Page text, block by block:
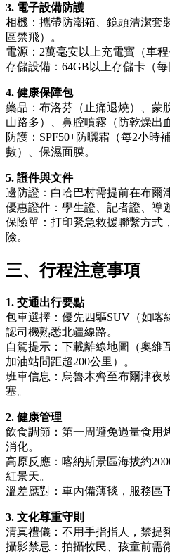
3. 電子設備防護
相機：攜帶防潮箱、鏡頭清潔套
區禁飛）。
電源：2萬毫安以上充電寶（車
存儲設備：64GB以上存儲卡（每
4. 健康保障包
藥品：布洛芬（止痛退燒）、蒙
山路多）、鼻腔噴霧（防乾燥出
防護：SPF50+防曬霜（每2小時
數）、保濕面膜。
5. 證件與文件
邊防證：白哈巴村需提前在布爾
優惠證件：學生證、記者證、導
保險單：打印緊急救援聯繫方式
險。
三、行程注意事項
1. 交通出行要點
包車選擇：優先四驅SUV（如喀
認司機熟悉北疆線路。
自駕提示：下載離線地圖（奧維
加油站間距超200公里）。
班車信息：烏魯木齊至布爾津夜
塞。
2. 健康管理
飲食調節：第一周避免過量食用
消化。
高原反應：喀納斯景區海拔約
紅景天。
溫差應對：車內備薄毯，服務區
3. 文化尊重守則
清真禮儀：不用手指指人，禁提
攝影禁忌：拍攝牧民、孩童前需